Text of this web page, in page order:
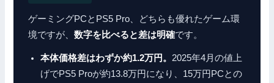
ゲーミングPCとPS5 Pro、どちらも優れたゲーム環
境ですが、数字を比べると差は明確です。
本体価格差はわずか約1.2万円。 2025年4月の値上
げでPS5 Proが約13.8万円になり、15万円PCとの